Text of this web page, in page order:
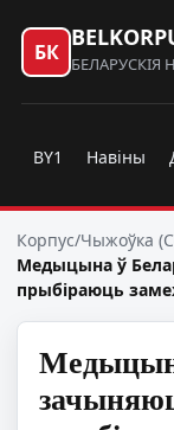
БК БЕЛАРУСКІЯ
BY1 Навіны
Корпус/Чыжоўка
Медыцына ў
прыбіраюць